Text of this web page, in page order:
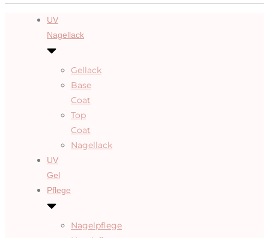
UV
Nagellack
Gellack
Base
Coat
Top
Coat
Nagellack
UV
Gel
Pflege
Nagelpflege